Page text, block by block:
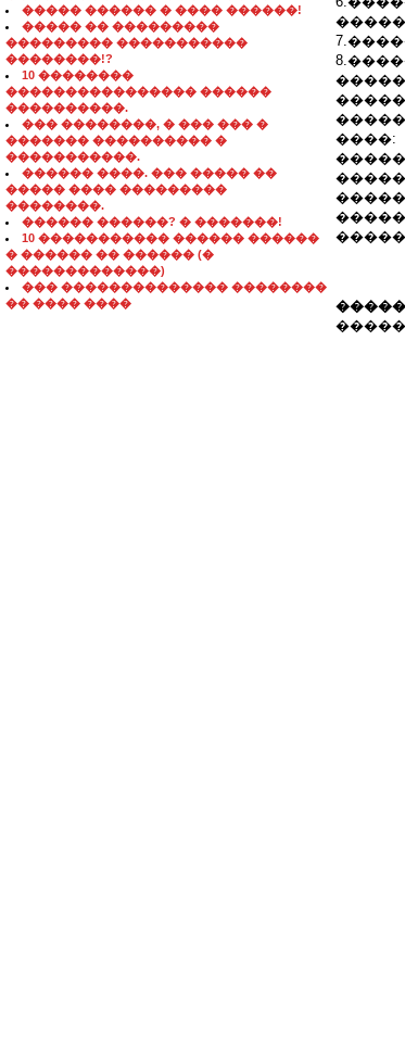
����� ������ � ���� ������!
����� �� ���������
��������� �����������
��������!?
10 ��������
���������������� ������
����������.
��� ��������, � ��� ��� �
������� ���������� �
�����������.
������ ����. ��� ����� ��
����� ���� ���������
��������.
������ ������? � �������!
10 ����������� ������ ������
� ������ �� ������ (�
�������������)
��� �������������� ��������
�� ���� ����
����: